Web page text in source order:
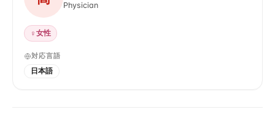
Physician
♀女性
対応言語
日本語